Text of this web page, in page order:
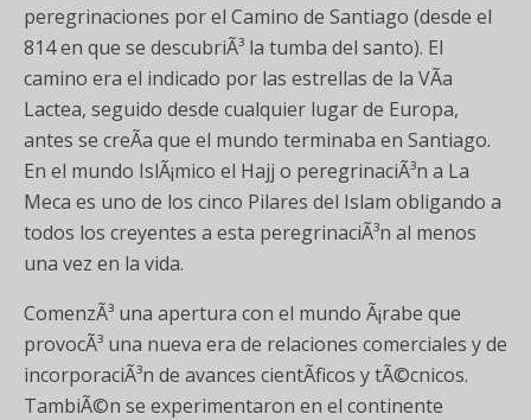
peregrinaciones por el Camino de Santiago (desde el
814 en que se descubriÃ³ la tumba del santo). El
camino era el indicado por las estrellas de la VÃ­a
Lactea, seguido desde cualquier lugar de Europa,
antes se creÃ­a que el mundo terminaba en Santiago.
En el mundo IslÃ¡mico el Hajj o peregrinaciÃ³n a La
Meca es uno de los cinco Pilares del Islam obligando a
todos los creyentes a esta peregrinaciÃ³n al menos
una vez en la vida.
ComenzÃ³ una apertura con el mundo Ã¡rabe que
provocÃ³ una nueva era de relaciones comerciales y de
incorporaciÃ³n de avances cientÃ­ficos y tÃ©cnicos.
TambiÃ©n se experimentaron en el continente